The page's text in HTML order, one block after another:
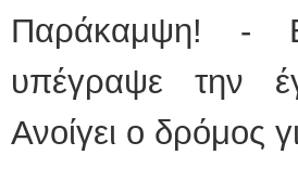
Παράκαμψη! -
υπέγραψε την
Ανοίγει ο δρόμος